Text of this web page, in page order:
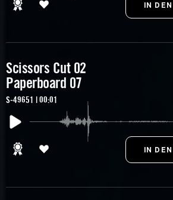
Scissors Cut 02
Paperboard 07
S-49651 | 00:01